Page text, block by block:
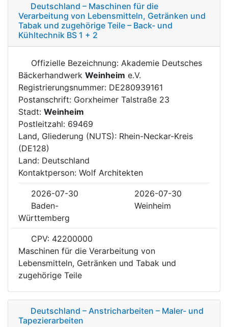
Deutschland – Maschinen für die
Verarbeitung von Lebensmitteln, Getränken und
Tabak und zugehörige Teile – Back- und
Kühltechnik BS 1 + 2
Offizielle Bezeichnung: Akademie Deutsches
Bäckerhandwerk Weinheim e.V.
Registrierungsnummer: DE280939161
Postanschrift: Gorxheimer Talstraße 23
Stadt: Weinheim
Postleitzahl: 69469
Land, Gliederung (NUTS): Rhein-Neckar-Kreis
(DE128)
Land: Deutschland
Kontaktperson: Wolf Architekten
2026-07-30
2026-07-30
Baden-
Württemberg
Weinheim
CPV: 42200000
Maschinen für die Verarbeitung von
Lebensmitteln, Getränken und Tabak und
zugehörige Teile
Deutschland – Anstricharbeiten – Maler- und
Tapezierarbeiten